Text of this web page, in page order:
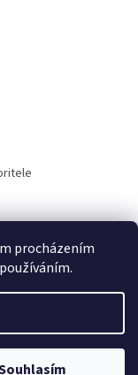
procházením
vyhrazena.